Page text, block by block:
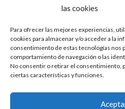
las cookies
Para ofrecer las mejores experiencias,
cookies para almacenar y/o acceder a la
consentimiento de estas tecnologías nos
comportamiento de navegación o las
No consentir o retirar el consentimiento,
ciertas características y funciones.
Aviso Legal Política de